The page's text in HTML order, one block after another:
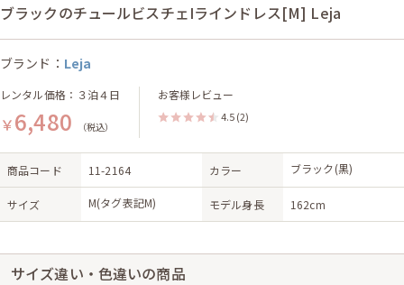
ブラックのチュールビスチェIラインドレス[M] Leja
ブランド： Leja
レンタル価格：３泊４日
￥6,480 （税込）
お客様レビュー
4.5 (2)
商品コード 11-2164 カラー ブラック(黒)
サイズ M(タグ表記M) モデル身長 162cm
サイズ違い・色違いの商品